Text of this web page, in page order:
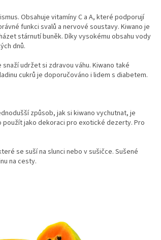
Obsahuje vitamíny C a A, které podporují
funkci svalů a nervové soustavy. Kiwano je
stárnutí buněk. Díky vysokému obsahu vody
dnů.
udržet si zdravou váhu. Kiwano také
cukrů je doporučováno i lidem s diabetem.
způsob, jak si kiwano vychutnat, je
použít jako dekoraci pro exotické dezerty. Pro
se suší na slunci nebo v sušičce. Sušené
na cesty.